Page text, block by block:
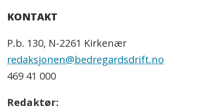
KONTAKT
P.b. 130, N-2261 Kirkenær
redaksjonen@bedregardsdrift.no
469 41 000
Redaktør: